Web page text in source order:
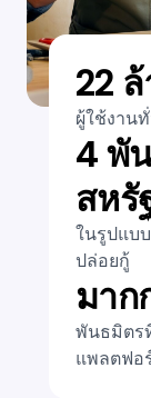
22
ผู้ใช้งาน
4 พั
สหรั
ในรูปแบ
ปล่อยกู้
มาก
พันธมิตร
แพลตฟอ